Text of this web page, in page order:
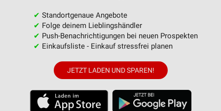
✔ Standortgenaue Angebote
✔ Folge deinem Lieblingshändler
✔ Push-Benachrichtigungen bei neuen Prospekten
✔ Einkaufsliste - Einkauf stressfrei planen
JETZT LADEN UND SPAREN!